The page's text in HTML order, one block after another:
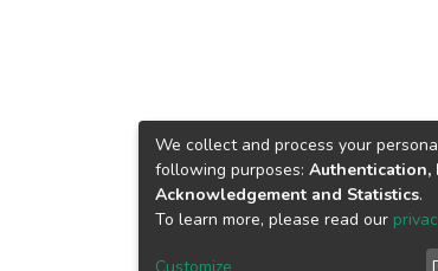
We collect and process your
following purposes: Authentication,
Acknowledgement and Statistics.
To learn more, please read our